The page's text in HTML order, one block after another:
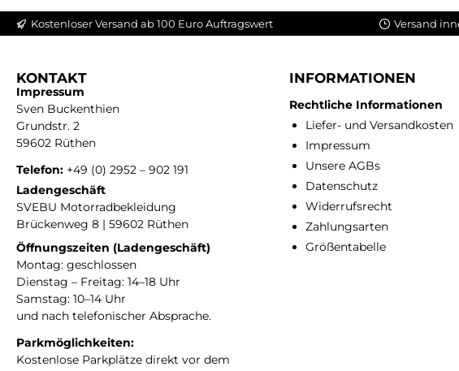
Kostenloser Versand ab 100 Euro Auftragswert Versand
KONTAKT
Impressum
Sven Buckenthien
Grundstr. 2
59602 Rüthen
Telefon: +49 (0) 2952 – 902 191
Ladengeschäft
SVEBU Motorradbekleidung
Brückenweg 8 | 59602 Rüthen
Öffnungszeiten (Ladengeschäft)
Montag: geschlossen
Dienstag – Freitag: 14–18 Uhr
Samstag: 10–14 Uhr
und nach telefonischer Absprache.
Parkmöglichkeiten:
Kostenlose Parkplätze direkt vor dem
INFORMATIONEN
Rechtliche Informationen
Liefer- und Versandkosten
Impressum
Unsere AGBs
Datenschutz
Widerrufsrecht
Zahlungsarten
Größentabelle